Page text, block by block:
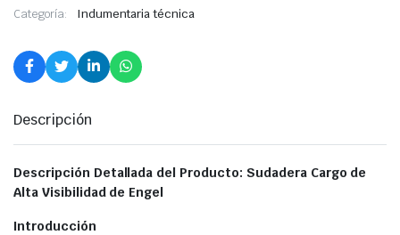
Categoría: Indumentaria técnica
Descripción
Descripción Detallada del Producto: Sudadera Cargo de
Alta Visibilidad de Engel
Introducción